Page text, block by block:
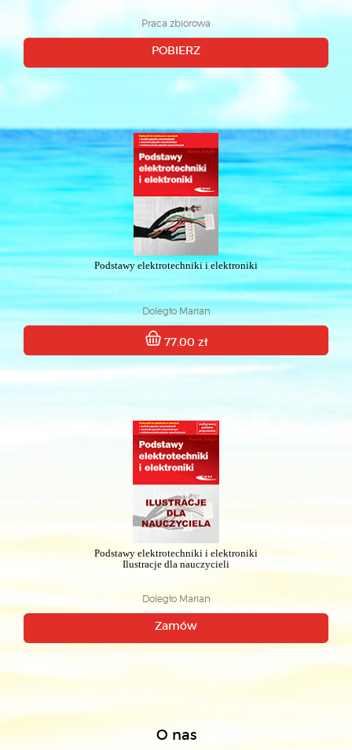
Praca zbiorowa
POBIERZ
Podstawy elektrotechniki i elektroniki
Doległo Marian
77.00 zł
Podstawy elektrotechniki i elektroniki
Ilustracje dla nauczycieli
Doległo Marian
Zamów
O nas